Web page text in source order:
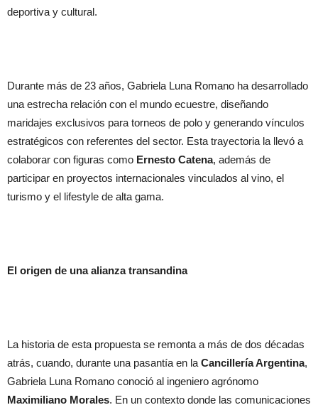
deportiva y cultural.
Durante más de 23 años, Gabriela Luna Romano ha desarrollado
una estrecha relación con el mundo ecuestre, diseñando
maridajes exclusivos para torneos de polo y generando vínculos
estratégicos con referentes del sector. Esta trayectoria la llevó a
colaborar con figuras como Ernesto Catena, además de
participar en proyectos internacionales vinculados al vino, el
turismo y el lifestyle de alta gama.
El origen de una alianza transandina
La historia de esta propuesta se remonta a más de dos décadas
atrás, cuando, durante una pasantía en la Cancillería Argentina,
Gabriela Luna Romano conoció al ingeniero agrónomo
Maximiliano Morales. En un contexto donde las comunicaciones